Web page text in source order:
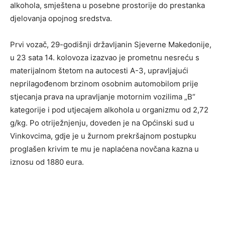
alkohola, smještena u posebne prostorije do prestanka
djelovanja opojnog sredstva.
Prvi vozač, 29-godišnji državljanin Sjeverne Makedonije,
u 23 sata 14. kolovoza izazvao je prometnu nesreću s
materijalnom štetom na autocesti A-3, upravljajući
neprilagođenom brzinom osobnim automobilom prije
stjecanja prava na upravljanje motornim vozilima „B“
kategorije i pod utjecajem alkohola u organizmu od 2,72
g/kg. Po otriježnjenju, doveden je na Općinski sud u
Vinkovcima, gdje je u žurnom prekršajnom postupku
proglašen krivim te mu je naplaćena novčana kazna u
iznosu od 1880 eura.